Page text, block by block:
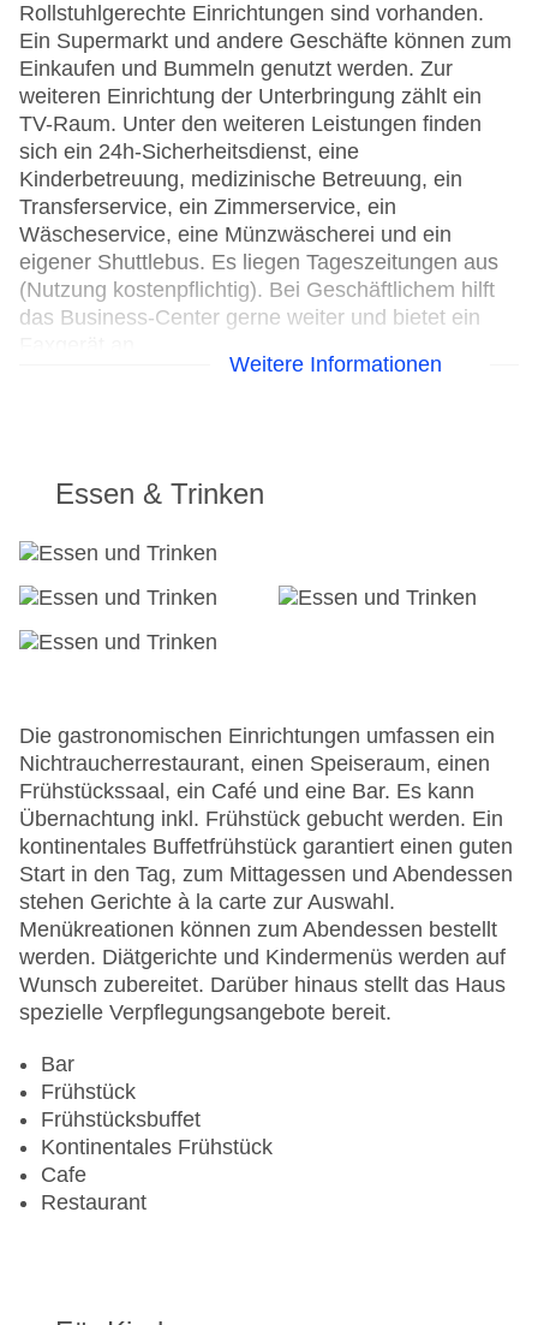
Rollstuhlgerechte Einrichtungen sind vorhanden.
Ein Supermarkt und andere Geschäfte können zum
Einkaufen und Bummeln genutzt werden. Zur
weiteren Einrichtung der Unterbringung zählt ein
TV-Raum. Unter den weiteren Leistungen finden
sich ein 24h-Sicherheitsdienst, eine
Kinderbetreuung, medizinische Betreuung, ein
Transferservice, ein Zimmerservice, ein
Wäscheservice, eine Münzwäscherei und ein
eigener Shuttlebus. Es liegen Tageszeitungen aus
(Nutzung kostenpflichtig). Bei Geschäftlichem hilft
das Business-Center gerne weiter und bietet ein
Konferenzraum
Hoteleröffnung: 1968
WLAN/WiFi im Hotel
Letzte umfassende Renovierung: 2009
Minimarkt
Haustiere
Zimmerservice
Gesamtanzahl der Stockwerke: 6
Gesamtanzahl der Zimmer: 127
Zahlungsarten: American Express, Diners Club,
Mastercard, Visa
Landeskategorie: 3 Sterne
Weitere Informationen
Essen & Trinken
Die gastronomischen Einrichtungen umfassen ein
Nichtraucherrestaurant, einen Speiseraum, einen
Frühstückssaal, ein Café und eine Bar. Es kann
Übernachtung inkl. Frühstück gebucht werden. Ein
kontinentales Buffetfrühstück garantiert einen guten
Start in den Tag, zum Mittagessen und Abendessen
stehen Gerichte à la carte zur Auswahl.
Menükreationen können zum Abendessen bestellt
werden. Diätgerichte und Kindermenüs werden auf
Wunsch zubereitet. Darüber hinaus stellt das Haus
spezielle Verpflegungsangebote bereit.
Bar
Frühstück
Frühstücksbuffet
Kontinentales Frühstück
Cafe
Restaurant